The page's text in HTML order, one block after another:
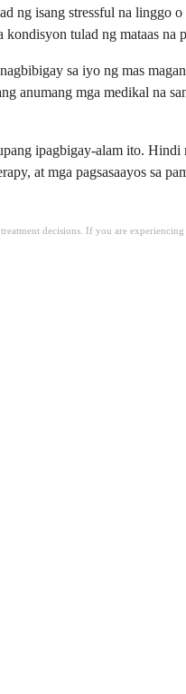
isang stressful na linggo
tulad ng mataas na
sa iyo ng mas
anumang mga medikal na
ipagbigay-alam ito.
at mga pagsasaayos sa
decisions. If you are